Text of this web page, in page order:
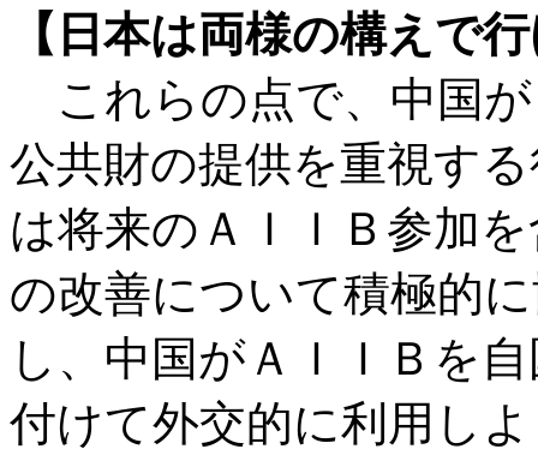
【日本は両様の構えで
これらの点で、中国
公共財の提供を重視す
は将来のＡＩＩＢ参加
の改善について積極的
し、中国がＡＩＩＢを
付けて外交的に利用し